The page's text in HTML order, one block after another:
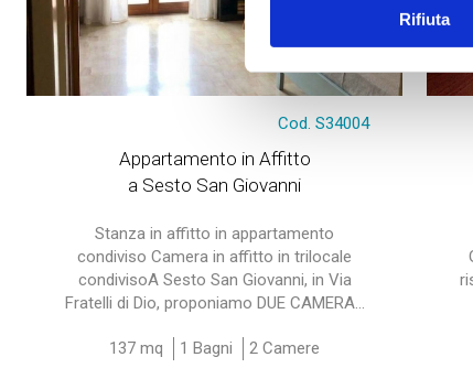
Rifiuta
Cod. S34004
Appartamento in Affitto
a Sesto San Giovanni
Stanza in affitto in appartamento
condiviso Camera in affitto in trilocale
condivisoA Sesto San Giovanni, in Via
Fratelli di Dio, proponiamo DUE CAMERA...
137 mq 1 Bagni 2 Camere